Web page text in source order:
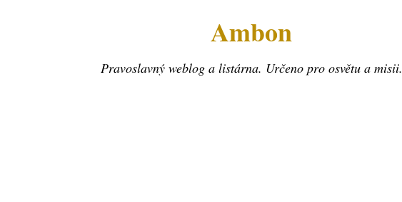
Ambon
Pravoslavný weblog a listárna. Určeno pro osvětu a misii.